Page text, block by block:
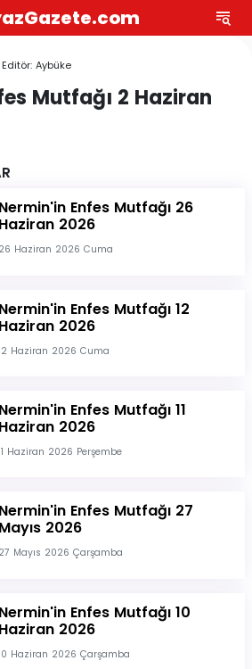
Aybüke
Mutfağı 2 Haziran
Nermin'in Enfes Mutfağı 26
Haziran 2026
26 Haziran 2026 Cuma
Nermin'in Enfes Mutfağı 12
Haziran 2026
Haziran 2026 Cuma
Nermin'in Enfes Mutfağı 11
Haziran 2026
Haziran 2026 Perşembe
Nermin'in Enfes Mutfağı 27
Mayıs 2026
27 Mayıs 2026 Çarşamba
Nermin'in Enfes Mutfağı 10
Haziran 2026
Haziran 2026 Çarşamba